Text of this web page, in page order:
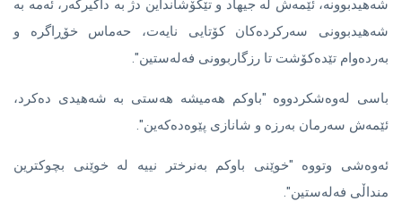
شەهیدبوونە، ئێمەش لە جیهاد و تێکۆشانداین دژ بە داگیرکەر، ئەمە بە
شەهیدبوونی سەرکردەکان کۆتایی نایەت، حەماس خۆڕاگرە و
بەردەوام تێدەکۆشت تا رزگاربوونی فەلەستین".
باسى له‌وه‌شكردووه‌ "باوکم هەمیشە هەستی بە شەهیدی دەکرد،
ئێمەش سەرمان بەرزە و شانازی پێوەدەکەین".
ئه‌وه‌شى وتووه‌ "خوێنی باوکم بەنرختر نییە لە خوێنی بچوکترین
منداڵی فەلەستین".